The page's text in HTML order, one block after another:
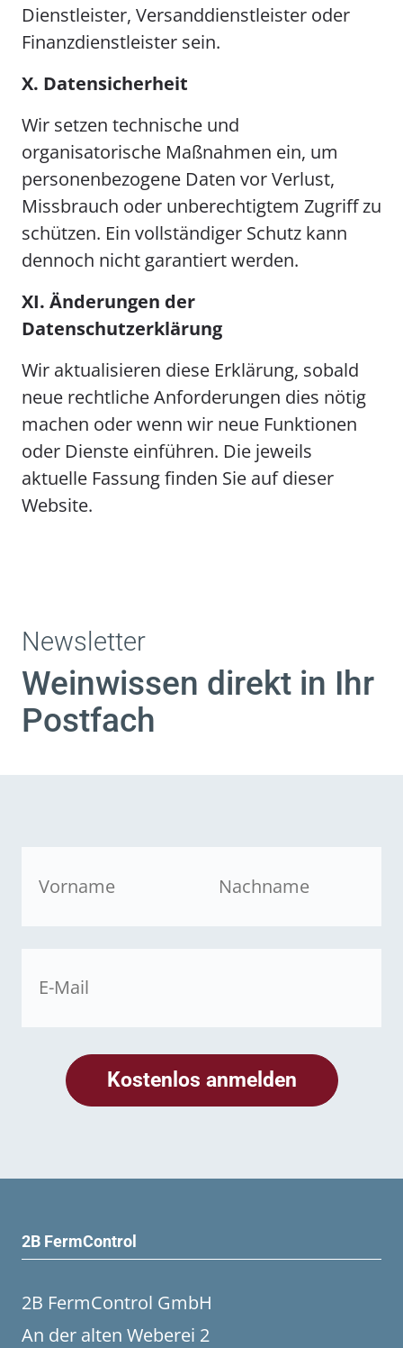
Dienstleister, Versanddienstleister oder
Finanzdienstleister sein.
X. Datensicherheit
Wir setzen technische und
organisatorische Maßnahmen ein, um
personenbezogene Daten vor Verlust,
Missbrauch oder unberechtigtem Zugriff zu
schützen. Ein vollständiger Schutz kann
dennoch nicht garantiert werden.
XI. Änderungen der
Datenschutzerklärung
Wir aktualisieren diese Erklärung, sobald
neue rechtliche Anforderungen dies nötig
machen oder wenn wir neue Funktionen
oder Dienste einführen. Die jeweils
aktuelle Fassung finden Sie auf dieser
Website.
Newsletter
Weinwissen direkt in Ihr
Postfach
2B FermControl
2B FermControl GmbH
An der alten Weberei 2